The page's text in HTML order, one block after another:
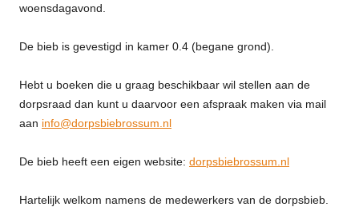
woensdagavond.
De bieb is gevestigd in kamer 0.4 (begane grond).
Hebt u boeken die u graag beschikbaar wil stellen aan de
dorpsraad dan kunt u daarvoor een afspraak maken via mail
aan info@dorpsbiebrossum.nl
De bieb heeft een eigen website: dorpsbiebrossum.nl
Hartelijk welkom namens de medewerkers van de dorpsbieb.